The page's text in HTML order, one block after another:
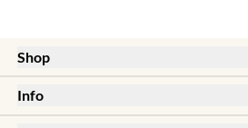
Shop
New
Sale
Info
Help & FAQ